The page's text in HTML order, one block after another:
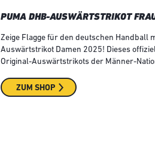
PUMA DHB-AUSWÄRTSTRIKOT
Zeige Flagge für den deutschen Handball
Auswärtstrikot Damen 2025! Dieses
Original-Auswärtstrikots der Männer-
ZUM SHOP